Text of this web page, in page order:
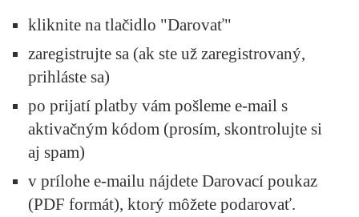
kliknite na tlačidlo "Darovať"
zaregistrujte sa (ak ste už zaregistrovaný,
prihláste sa)
po prijatí platby vám pošleme e-mail s
aktivačným kódom (prosím, skontrolujte si
aj spam)
v prílohe e-mailu nájdete Darovací poukaz
(PDF formát), ktorý môžete podarovať.